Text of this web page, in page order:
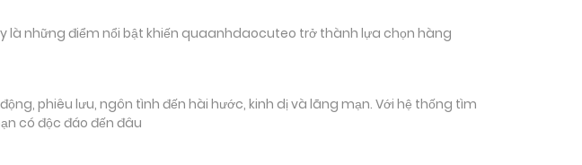
là những điểm nổi bật khiến quaanhdaocuteo trở thành lựa chọn hàng
phiêu lưu, ngôn tình đến hài hước, kinh dị và lãng mạn. Với hệ thống tìm
có độc đáo đến đâu